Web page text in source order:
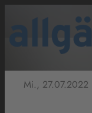
Mi., 27.07.2022